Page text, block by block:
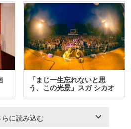
「まじ一生忘れないと思
う、この光景」スガ シカオ
と…
らに読み込む